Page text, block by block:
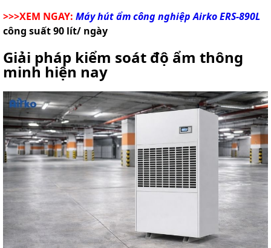
>>>XEM NGAY: Máy hút ẩm công nghiệp Airko ERS-890L
công suất 90 lít/ ngày
Giải pháp kiểm soát độ ẩm thông
minh hiện nay